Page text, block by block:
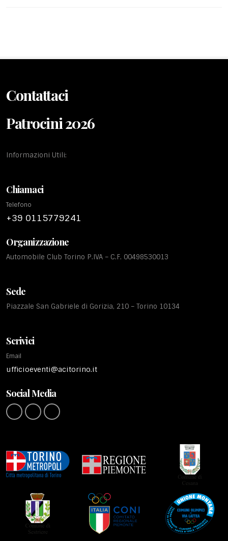
Contattaci
Patrocini 2026
Informazioni Utili:
Chiamaci
Telefono
+39 0115779241
Organizzazione
Automobile Club Torino P.IVA – C.F. 00498530013
Sede
Piazzale San Gabriele di Gorizia, 210 – Torino 10134
Scrivici
Email
ufficioeventi@acitorino.it
Social Media